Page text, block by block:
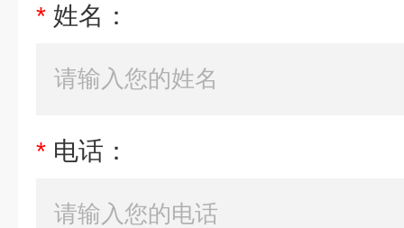
* 姓名：
* 电话：